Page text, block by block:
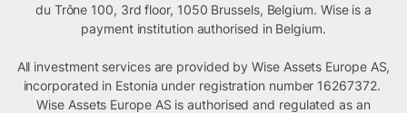
du Trône 100, 3rd floor, 1050 Brussels, Belgium. Wise is a
payment institution authorised in Belgium.
All investment services are provided by Wise Assets Europe AS,
incorporated in Estonia under registration number 16267372.
Wise Assets Europe AS is authorised and regulated as an